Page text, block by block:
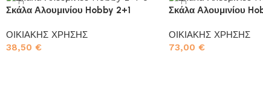
Σκάλα Αλουμινίου Hobby 2+1
ΟΙΚΙΑΚΗΣ ΧΡΗΣΗΣ
38,50 €
Σκάλα Αλουμινίου
ΟΙΚΙΑΚΗΣ ΧΡΗΣΗΣ
73,00 €